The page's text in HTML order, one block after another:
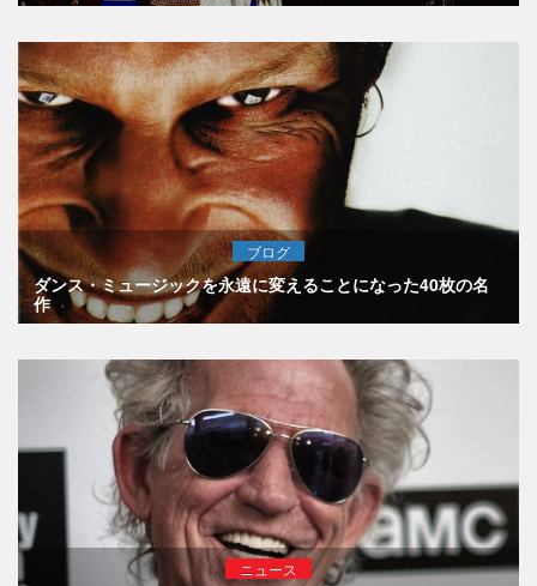
ブログ
ダンス・ミュージックを永遠に変えることになった40枚の名
作
ニュース